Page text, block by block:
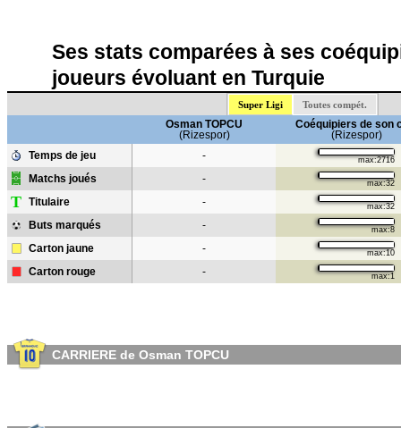
Ses stats comparées à ses
joueurs évoluant en Turquie
Super Ligi Toutes compét.
Osman TOPCU
(Rizespor)
Coéquipiers de son
(Rizespor)
Temps de jeu
- max:2716
Matchs joués - max:32
T Titulaire - max:32
Buts marqués - max:8
Carton jaune - max:10
Carton rouge - max:1
CARRIERE de Osman TOPCU